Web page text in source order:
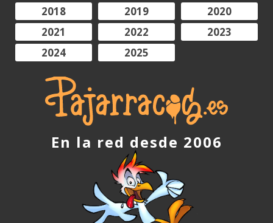
2018
2019
2020
2021
2022
2023
2024
2025
En la red desde 2006